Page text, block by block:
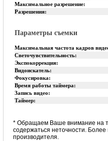
Максимальное разрешение:
Разрешения:
Параметры съемки
Максимальная частота кадров
Светочувствительность:
Экспокоррекция:
Видоискатель:
Фокусировка:
Время работы таймера:
Запись видео:
Таймер:
* Обращаем Ваше внимание на
содержаться неточности.
производителя.